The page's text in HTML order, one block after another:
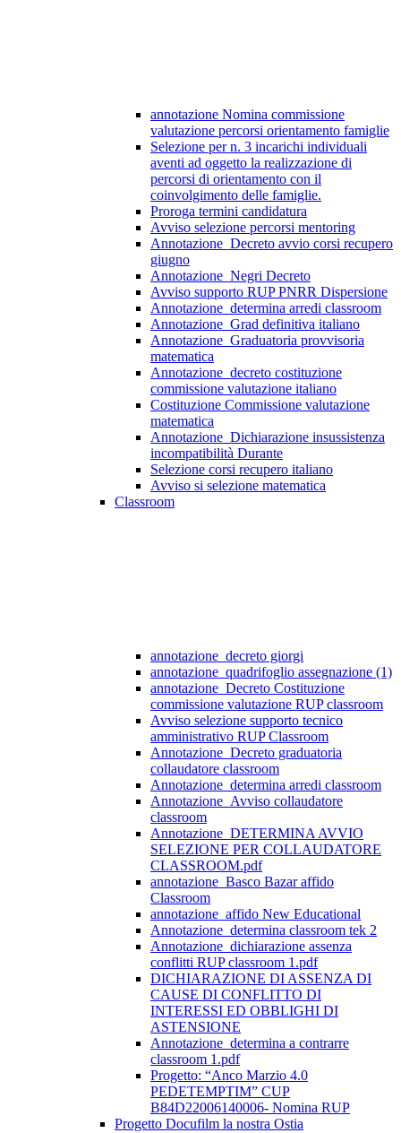
annotazione Nomina commissione
valutazione percorsi orientamento famiglie
Selezione per n. 3 incarichi individuali
aventi ad oggetto la realizzazione di
percorsi di orientamento con il
coinvolgimento delle famiglie.
Proroga termini candidatura
Avviso selezione percorsi mentoring
Annotazione_Decreto avvio corsi recupero
giugno
Annotazione_Negri Decreto
Avviso supporto RUP PNRR Dispersione
Annotazione_determina arredi classroom
Annotazione_Grad definitiva italiano
Annotazione_Graduatoria provvisoria
matematica
Annotazione_decreto costituzione
commissione valutazione italiano
Costituzione Commissione valutazione
matematica
Annotazione_Dichiarazione insussistenza
incompatibilità Durante
Selezione corsi recupero italiano
Avviso si selezione matematica
Classroom
annotazione_decreto giorgi
annotazione_quadrifoglio assegnazione (1)
annotazione_Decreto Costituzione
commissione valutazione RUP classroom
Avviso selezione supporto tecnico
amministrativo RUP Classroom
Annotazione_Decreto graduatoria
collaudatore classroom
Annotazione_determina arredi classroom
Annotazione_Avviso collaudatore
classroom
Annotazione_DETERMINA AVVIO
SELEZIONE PER COLLAUDATORE
CLASSROOM.pdf
annotazione_Basco Bazar affido
Classroom
annotazione_affido New Educational
Annotazione_determina classroom tek 2
Annotazione_dichiarazione assenza
conflitti RUP classroom 1.pdf
DICHIARAZIONE DI ASSENZA DI
CAUSE DI CONFLITTO DI
INTERESSI ED OBBLIGHI DI
ASTENSIONE
Annotazione_determina a contrarre
classroom 1.pdf
Progetto: “Anco Marzio 4.0
PEDETEMPTIM” CUP
B84D22006140006- Nomina RUP
Progetto Docufilm la nostra Ostia